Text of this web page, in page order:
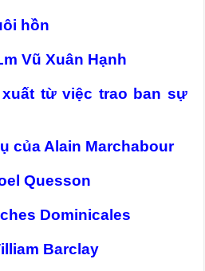
hồn
Vũ Xuân Hạnh
từ việc trao ban sự
của Alain Marchabour
Quesson
Dominicales
Barclay